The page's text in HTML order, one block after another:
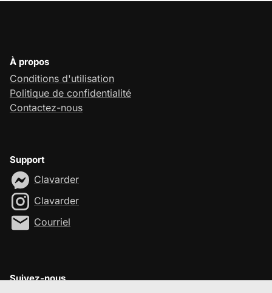
À propos
Conditions d'utilisation
Politique de confidentialité
Contactez-nous
Support
Clavarder
Clavarder
Courriel
Suivez-nous